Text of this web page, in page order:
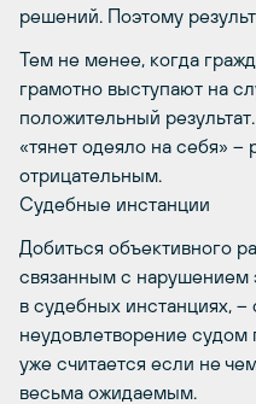
решений. Поэтому
Тем не менее, когда
грамотно выступают на
положительный
«тянет одеяло на себя» –
отрицательным.
Судебные инстанции
Добиться объективного
связанным с нарушением
в судебных инстанциях,
неудовлетворение судом
уже считается если не
весьма ожидаемым.